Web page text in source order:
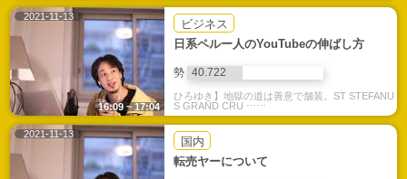
2021-11-13
ビジネス
日系ペルー人のYouTubeの伸ばし方
勢 40.722
ひろゆき】地獄の道は善意で舗装。ST STEFANU
S GRAND CRU ⋯⋯
16:09 ~ 17:04
2021-11-13
国内
転売ヤーについて